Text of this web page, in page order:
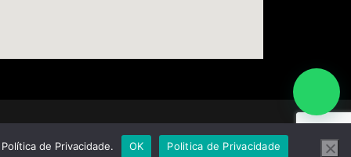
de Privacidade. OK Politica de Privacidade